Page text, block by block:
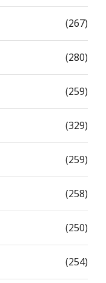
(267)
(280)
(259)
(329)
(259)
(258)
(250)
(254)